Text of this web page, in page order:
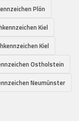
Plön
Kiel
Kiel
Ostholstein
Neumünster